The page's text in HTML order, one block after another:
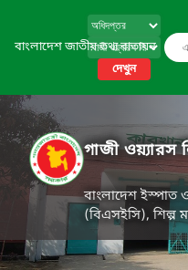
বাংলাদেশ জাতীয় তথ্য বাতায়ন
দেখুন
গাজী ওয়্যারস
বাংলাদেশ
(বিএসইসি), শিল্প